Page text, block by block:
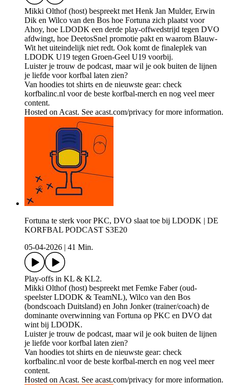
Mikki Olthof (host) bespreekt met Henk Jan Mulder, Erwin
Dik en Wilco van den Bos hoe Fortuna zich plaatst voor
Ahoy, hoe LDODK een derde play-offwedstrijd tegen DVO
afdwingt, hoe DeetosSnel promotie pakt en waarom Blauw-
Wit het uiteindelijk niet redt. Ook komt de finaleplek van
LDODK U19 tegen Groen-Geel U19 voorbij.
Luister je trouw de podcast, maar wil je ook buiten de lijnen
je liefde voor korfbal laten zien?
Van hoodies tot shirts en de nieuwste gear: check
korfbalinc.nl voor de beste korfbal-merch en nog veel meer
content.
Hosted on Acast. See acast.com/privacy for more information.
Fortuna te sterk voor PKC, DVO slaat toe bij LDODK | DE
KORFBAL PODCAST S3E20
05-04-2026
41 Min.
Play-offs in KL & KL2.
Mikki Olthof (host) bespreekt met Femke Faber (oud-
speelster LDODK & TeamNL), Wilco van den Bos
(bondscoach Duitsland) en John Jonker (trainer/coach) de
dominante overwinning van Fortuna op PKC en DVO dat
wint bij LDODK.
Luister je trouw de podcast, maar wil je ook buiten de lijnen
je liefde voor korfbal laten zien?
Van hoodies tot shirts en de nieuwste gear: check
korfbalinc.nl voor de beste korfbal-merch en nog veel meer
content.
Hosted on Acast. See acast.com/privacy for more information.